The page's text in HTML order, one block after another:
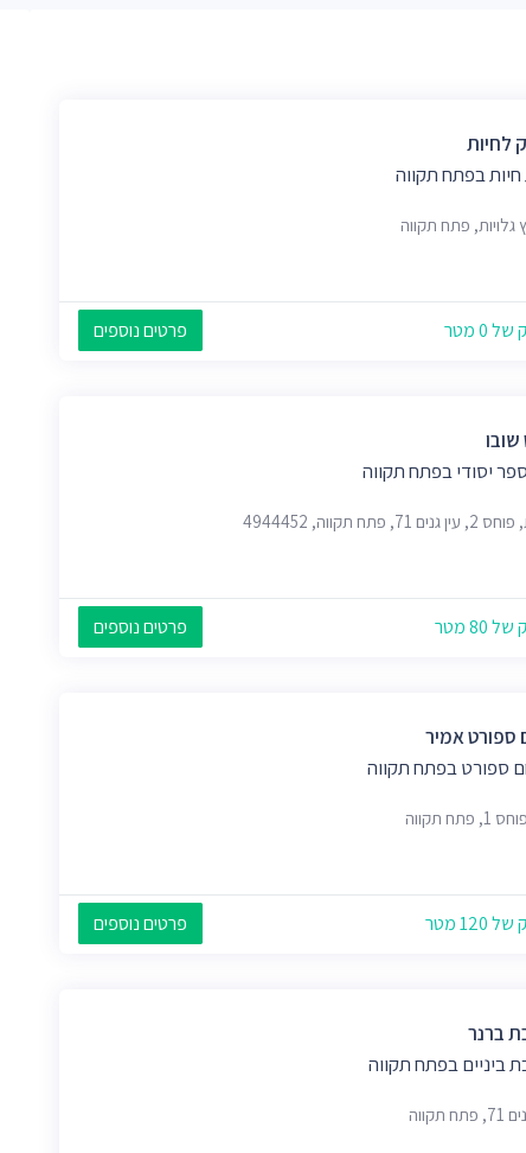
לחיות
חיות בפתח תקווה
גלויות, פתח תקווה
0 מטר פרטים נוספים
יסודי בפתח תקווה
71, פתח תקווה, 4944452
80 מטר פרטים נוספים
ספורט אמיר
ספורט בפתח תקווה
מטר פרטים נוספים
ברנר
ביניים בפתח תקווה
תקווה